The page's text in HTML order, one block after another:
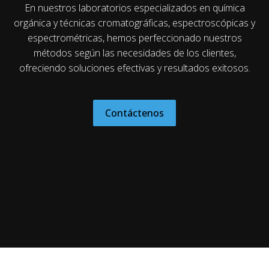
En nuestros laboratorios especializados en química
orgánica y técnicas cromatográficas, espectroscópicas y
espectrométricas, hemos perfeccionado nuestros
métodos según las necesidades de los clientes,
ofreciendo soluciones efectivas y resultados exitosos.
Contáctenos